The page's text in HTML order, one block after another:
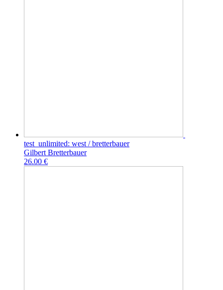
test_unlimited: west / bretterbauer
Gilbert Bretterbauer
26.00 €